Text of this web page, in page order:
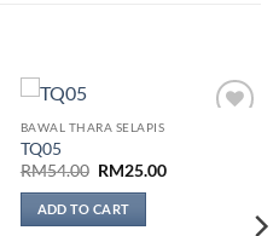
BAWAL THARA SELAPIS
TQ05
RM54.00 Original
was:
RM54.00.
RM25.00Current
ADD TO CART